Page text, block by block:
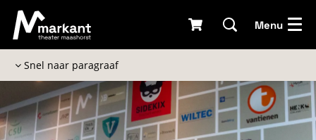
Menu
Snel naar paragraaf